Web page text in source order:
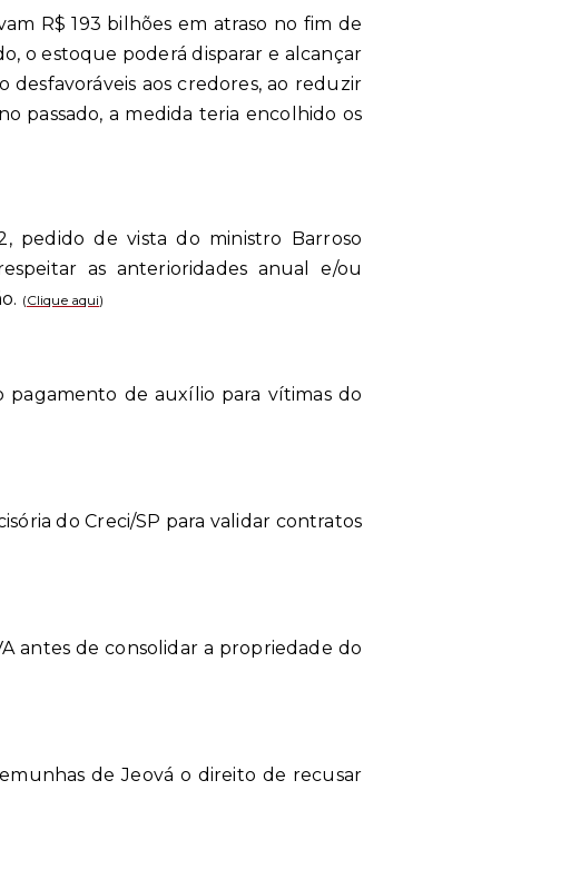
R$ 193 bilhões em atraso no fim de
o estoque poderá disparar e alcançar
desfavoráveis aos credores, ao reduzir
passado, a medida teria encolhido os
pedido de vista do ministro Barroso
as anterioridades anual e/ou
(Clique aqui)
de auxílio para vítimas do
do Creci/SP para validar contratos
antes de consolidar a propriedade do
de Jeová o direito de recusar